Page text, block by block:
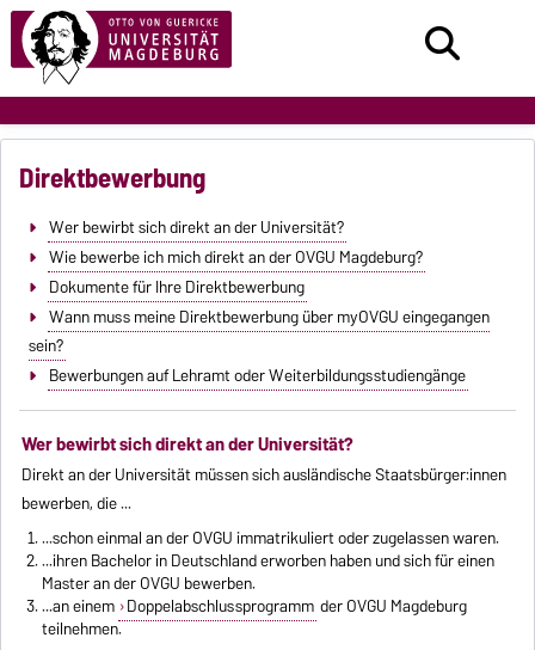
Direktbewerbung
Wer bewirbt sich direkt an der Universität?
Wie bewerbe ich mich direkt an der OVGU Magdeburg?
Dokumente für Ihre Direktbewerbung
Wann muss meine Direktbewerbung über myOVGU eingegangen
sein?
Bewerbungen auf Lehramt oder Weiterbildungsstudiengänge
Wer bewirbt sich direkt an der Universität?
Direkt an der Universität müssen sich ausländische Staatsbürger:innen
bewerben, die ...
...schon einmal an der OVGU immatrikuliert oder zugelassen waren.
...ihren Bachelor in Deutschland erworben haben und sich für einen
Master an der OVGU bewerben.
...an einem Doppelabschlussprogramm der OVGU Magdeburg
teilnehmen.